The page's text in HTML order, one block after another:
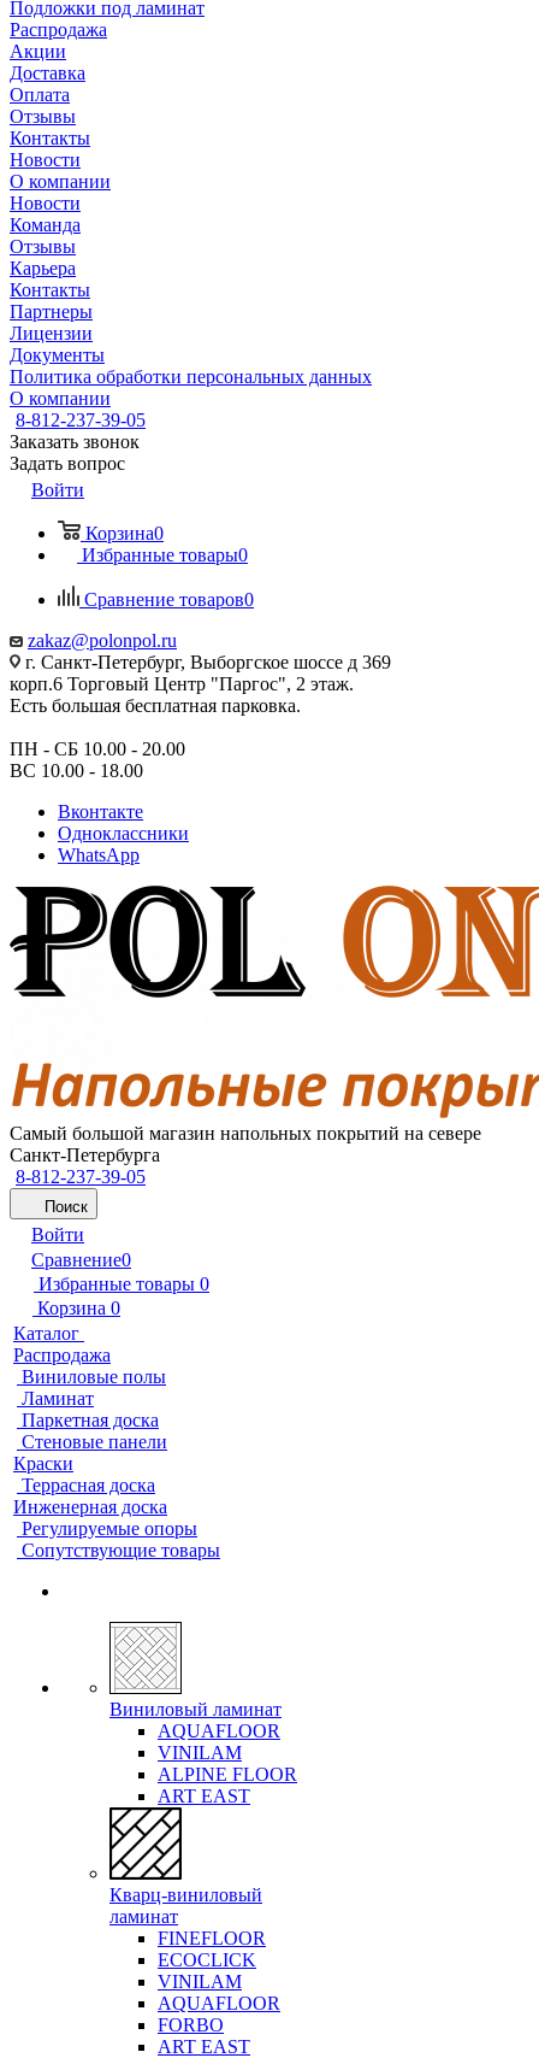
Подложки под ламинат
Распродажа
Акции
Доставка
Оплата
Отзывы
Контакты
Новости
О компании
Новости
Команда
Отзывы
Карьера
Контакты
Партнеры
Лицензии
Документы
Политика обработки персональных данных
О компании
8-812-237-39-05
Заказать звонок
Задать вопрос
Войти
Корзина0
Избранные товары0
Сравнение товаров0
zakaz@polonpol.ru
г. Санкт-Петербург, Выборгское шоссе д 369
корп.6 Торговый Центр "Паргос", 2 этаж.
Есть большая бесплатная парковка.
ПН - СБ 10.00 - 20.00
ВС 10.00 - 18.00
Вконтакте
Одноклассники
WhatsApp
Самый большой магазин напольных покрытий на севере
Санкт-Петербурга
8-812-237-39-05
Поиск
Войти
Сравнение0
Избранные товары 0
Корзина 0
Каталог
Распродажа
Виниловые полы
Ламинат
Паркетная доска
Стеновые панели
Краски
Террасная доска
Инженерная доска
Регулируемые опоры
Сопутствующие товары
Виниловый ламинат
AQUAFLOOR
VINILAM
ALPINE FLOOR
ART EAST
Кварц-виниловый
ламинат
FINEFLOOR
ECOCLICK
VINILAM
AQUAFLOOR
FORBO
ART EAST